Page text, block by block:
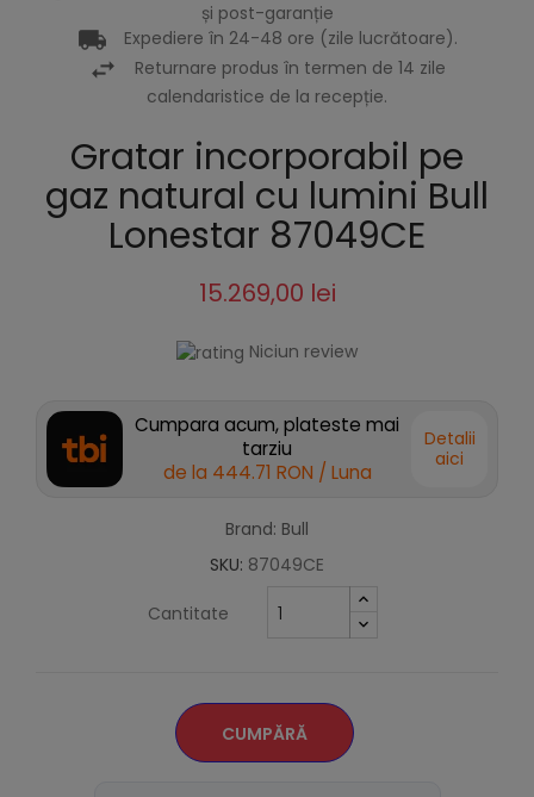
și post-garanție
Expediere în 24-48 ore (zile lucrătoare).
Returnare produs în termen de 14 zile
calendaristice de la recepție.
Gratar incorporabil pe
gaz natural cu lumini Bull
Lonestar 87049CE
15.269,00 lei
Niciun review
Cumpara acum, plateste mai
tarziu
de la 444.71 RON / Luna
Detalii
aici
Brand: Bull
SKU: 87049CE
Cantitate
CUMPĂRĂ